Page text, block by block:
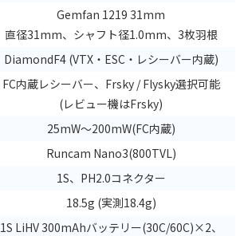
Gemfan 1219 31mm
直径31mm、シャフト径1.0mm、3枚羽根
DiamondF4 (VTX・ESC・レシーバー内蔵)
FC内蔵レシーバー、Frsky / Flysky選択可能
(レビュー機はFrsky)
25mW～200mW(FC内蔵)
Runcam Nano3(800TVL)
1S、PH2.0コネクター
18.5g (実測18.4g)
1S LiHV 300mAhバッテリー(30C/60C)×2、